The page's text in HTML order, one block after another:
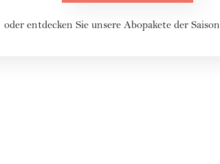
oder entdecken Sie unsere Abopakete der Saison